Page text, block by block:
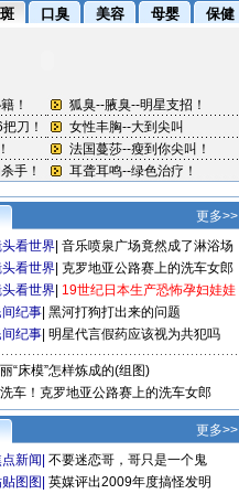
更多>>
看世界 音乐喷泉广场竟然成了淋浴场
看世界 克罗地亚公路赛上的洗车女郎
看世界 19世纪日本生产恐怖孕妇娃娃
间纪事 黑河打狗打出来的问题
间纪事 明星代言假药应该视为共犯吗
“床模”怎样炼成的(组图)
车！克罗地亚公路赛上的洗车女郎
更多>>
新闻 不要迷恋哥，哥只是一个鬼
贴图图 英媒评出2009年度搞怪发明